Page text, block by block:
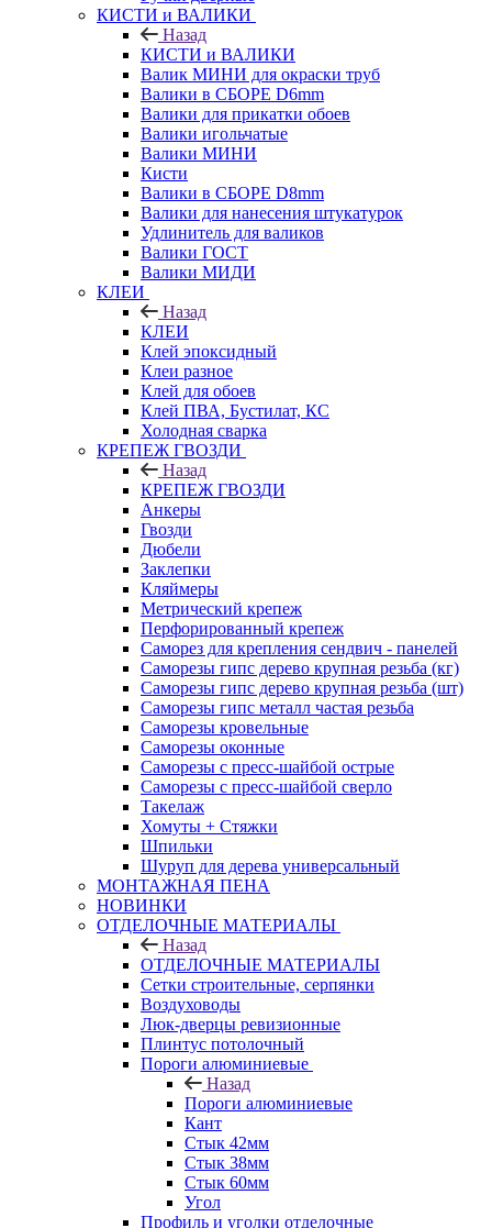
КИСТИ и ВАЛИКИ
Назад
КИСТИ и ВАЛИКИ
Валик МИНИ для окраски труб
Валики в СБОРЕ D6mm
Валики для прикатки обоев
Валики игольчатые
Валики МИНИ
Кисти
Валики в СБОРЕ D8mm
Валики для нанесения штукатурок
Удлинитель для валиков
Валики ГОСТ
Валики МИДИ
КЛЕИ
Назад
КЛЕИ
Клей эпоксидный
Клеи разное
Клей для обоев
Клей ПВА, Бустилат, КС
Холодная сварка
КРЕПЕЖ ГВОЗДИ
Назад
КРЕПЕЖ ГВОЗДИ
Анкеры
Гвозди
Дюбели
Заклепки
Кляймеры
Метрический крепеж
Перфорированный крепеж
Саморез для крепления сендвич - панелей
Саморезы гипс дерево крупная резьба (кг)
Саморезы гипс дерево крупная резьба (шт)
Саморезы гипс металл частая резьба
Саморезы кровельные
Саморезы оконные
Саморезы с пресс-шайбой острые
Саморезы с пресс-шайбой сверло
Такелаж
Хомуты + Стяжки
Шпильки
Шуруп для дерева универсальный
МОНТАЖНАЯ ПЕНА
НОВИНКИ
ОТДЕЛОЧНЫЕ МАТЕРИАЛЫ
Назад
ОТДЕЛОЧНЫЕ МАТЕРИАЛЫ
Сетки строительные, серпянки
Воздуховоды
Люк-дверцы ревизионные
Плинтус потолочный
Пороги алюминиевые
Назад
Пороги алюминиевые
Кант
Стык 42мм
Стык 38мм
Стык 60мм
Угол
Профиль и уголки отделочные